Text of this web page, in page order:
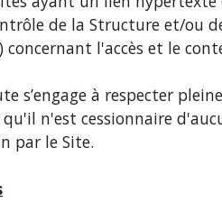
de la Structure et/ou
l'accès et le
s’engage à respecter
n'est cessionnaire
par le Site.